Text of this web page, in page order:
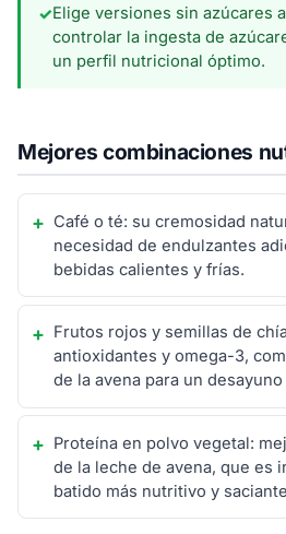
✓Elige versiones sin azúcares
controlar la ingesta de
un perfil nutricional óptimo.
Mejores combinaciones
Café o té: su cremosidad
necesidad de endulzantes
bebidas calientes y frías.
Frutos rojos y semillas de
antioxidantes y omega-3,
de la avena para un
Proteína en polvo vegetal:
de la leche de avena, que es
batido más nutritivo y